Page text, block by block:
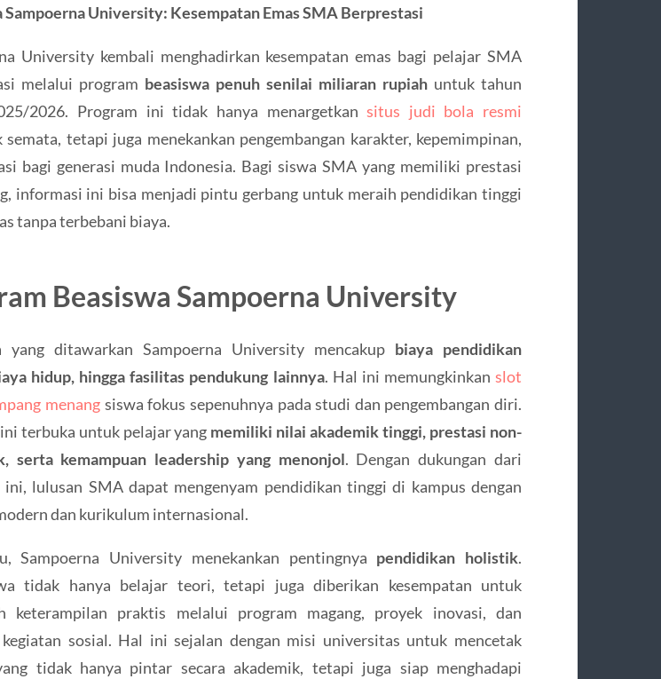
Sampoerna University: Kesempatan Emas SMA Berprestasi
University kembali menghadirkan kesempatan emas bagi pelajar SMA
melalui program beasiswa penuh senilai miliaran rupiahuntuk tahun
2026. Program ini tidak hanya menargetkansitus judi bola resmi
semata, tetapi juga menekankan pengembangan karakter, kepemimpinan,
bagi generasi muda Indonesia. Bagi siswa SMA yang memiliki prestasi
informasi ini bisa menjadi pintu gerbang untuk meraih pendidikan tinggi
tanpa terbebani biaya.
Beasiswa Sampoerna University
yang ditawarkan Sampoerna University mencakup biaya pendidikan
hidup, hingga fasilitas pendukung lainnya. Hal ini memungkinkanslot
menang siswa fokus sepenuhnya pada studi dan pengembangan diri.
terbuka untuk pelajar yang memiliki nilai akademik tinggi, prestasi non-
serta kemampuan leadership yang menonjol. Dengan dukungan dari
ini, lulusan SMA dapat mengenyam pendidikan tinggi di kampus dengan
dan kurikulum internasional.
Sampoerna University menekankan pentingnya pendidikan holistik.
tidak hanya belajar teori, tetapi juga diberikan kesempatan untuk
keterampilan praktis melalui program magang, proyek inovasi, dan
kegiatan sosial. Hal ini sejalan dengan misi universitas untuk mencetak
tidak hanya pintar secara akademik, tetapi juga siap menghadapi